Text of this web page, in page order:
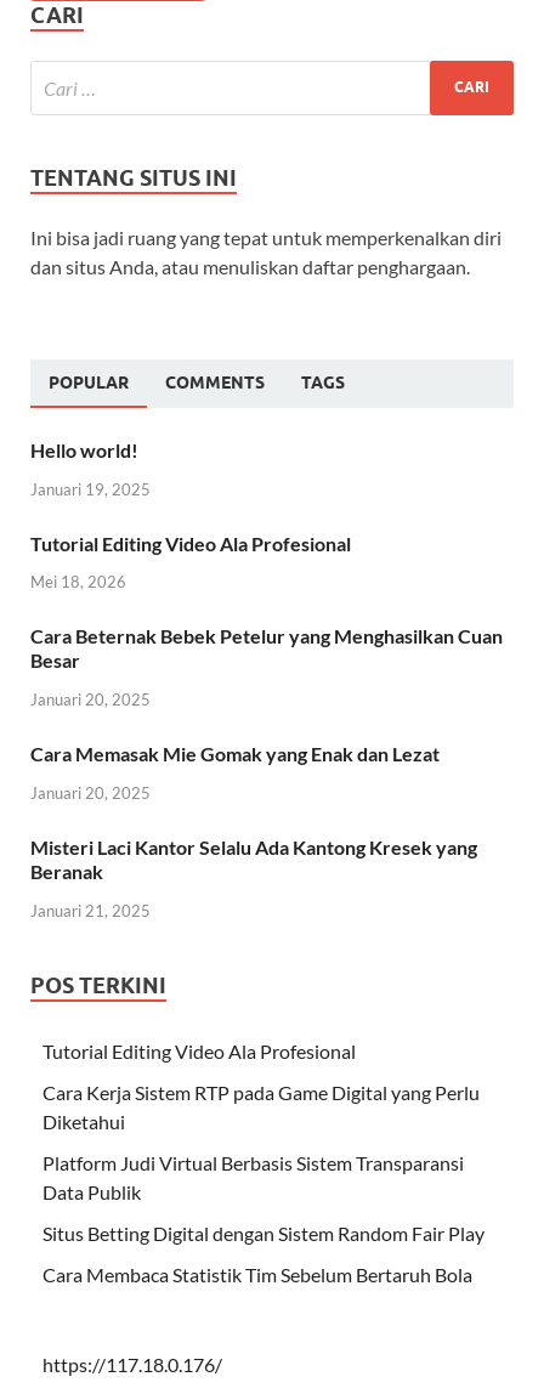
CARI
TENTANG SITUS INI
Ini bisa jadi ruang yang tepat untuk memperkenalkan diri
dan situs Anda, atau menuliskan daftar penghargaan.
POPULAR COMMENTS TAGS
Hello world!
Januari 19, 2025
Tutorial Editing Video Ala Profesional
Mei 18, 2026
Cara Beternak Bebek Petelur yang Menghasilkan Cuan
Besar
Januari 20, 2025
Cara Memasak Mie Gomak yang Enak dan Lezat
Januari 20, 2025
Misteri Laci Kantor Selalu Ada Kantong Kresek yang
Beranak
Januari 21, 2025
POS TERKINI
Tutorial Editing Video Ala Profesional
Cara Kerja Sistem RTP pada Game Digital yang Perlu
Diketahui
Platform Judi Virtual Berbasis Sistem Transparansi
Data Publik
Situs Betting Digital dengan Sistem Random Fair Play
Cara Membaca Statistik Tim Sebelum Bertaruh Bola
https://117.18.0.176/